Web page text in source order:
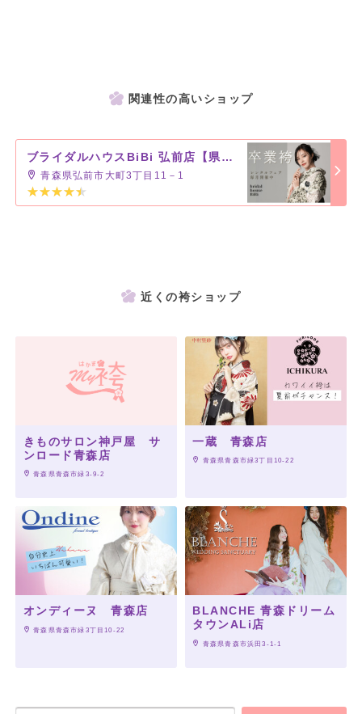
関連性の高いショップ
ブライダルハウスBiBi 弘前店【県内2店舗】
青森県弘前市大町3丁目11－1
近くの袴ショップ
きものサロン神戸屋 サ
ンロード青森店
青森県青森市緑3-9-2
一蔵 青森店
青森県青森市緑3丁目10-22
オンディーヌ 青森店
青森県青森市緑3丁目10-22
BLANCHE 青森ドリーム
タウンALi店
青森県青森市浜田3-1-1